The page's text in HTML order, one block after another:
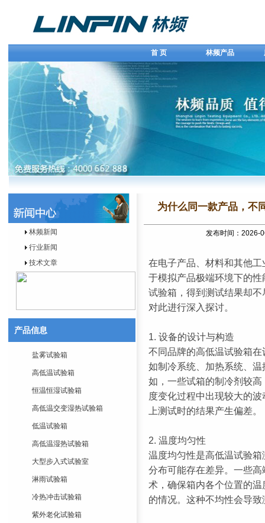
首 页 林频产品
林频新闻
行业新闻
技术文章
产品信息
盐雾试验箱
高低温试验箱
恒温恒湿试验箱
高低温交变湿热试验箱
低温试验箱
高低温湿热试验箱
大型步入式试验室
淋雨试验箱
冷热冲击试验箱
紫外老化试验箱
为什么同一款产品，不
发布时间：
在电子产品、材料和其他
于模拟产品极端环境下的
试验箱，得到测试结果却
对此进行深入探讨。
1. 设备的设计与构造
不同品牌的高低温试验箱
如制冷系统、加热系统、
如，一些试箱的制冷剂较
度变化过程中出现较大的
上测试时的结果产生偏差。
2. 温度均匀性
温度均匀性是高低温试验
分布可能存在差异。一些
术，确保箱内各个位置的
的情况。这种不均性会导